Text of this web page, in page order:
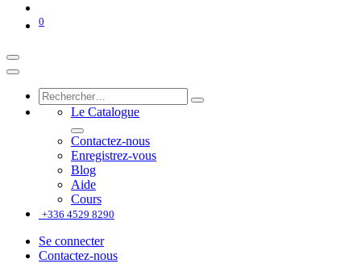
0
Le Catalogue
Contactez-nous
Enregistrez-vous
Blog
Aide
Cours
+336 4529 8290
Se connecter
Contactez-nous